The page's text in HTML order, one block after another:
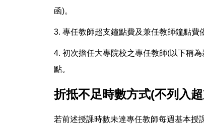
函)。
3. 專任教師超支鐘點費及兼任教師鐘點費
4. 初次擔任大專院校之專任教師(以下稱
點。
折抵不足時數方式(不列入
若前述授課時數未達專任教師每週基本授